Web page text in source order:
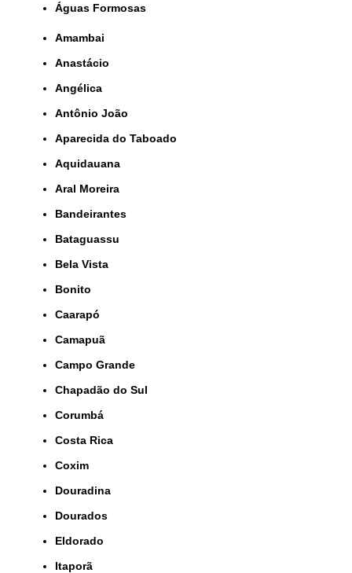
Águas Formosas
Amambai
Anastácio
Angélica
Antônio João
Aparecida do Taboado
Aquidauana
Aral Moreira
Bandeirantes
Bataguassu
Bela Vista
Bonito
Caarapó
Camapuã
Campo Grande
Chapadão do Sul
Corumbá
Costa Rica
Coxim
Douradina
Dourados
Eldorado
Itaporã